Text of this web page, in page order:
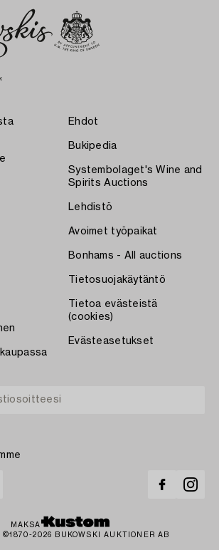
Ehdot
Bukipedia
Systembolaget's Wine and
Spirits Auctions
Lehdistö
Avoimet työpaikat
Bonhams - All auctions
Tietosuojakäytäntö
Tietoa evästeistä
(cookies)
Evästeasetukset
MAKSA
©1870-2026 BUKOWSKI AUKTIONER AB